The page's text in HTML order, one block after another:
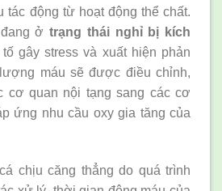
tác động từ hoạt động thể chất.
đang ởtrạng thái nghỉ bị kích
gây stress và xuất hiện phản
máu sẽ được điều chỉnh,
cơ quan nội tạng sang các cơ
ứng nhu cầu oxy gia tăng của
chịu căng thẳng do quá trình